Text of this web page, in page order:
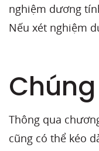
nghiệm dương
Nếu xét nghiệm
Thông qua
cũng có thể kéo